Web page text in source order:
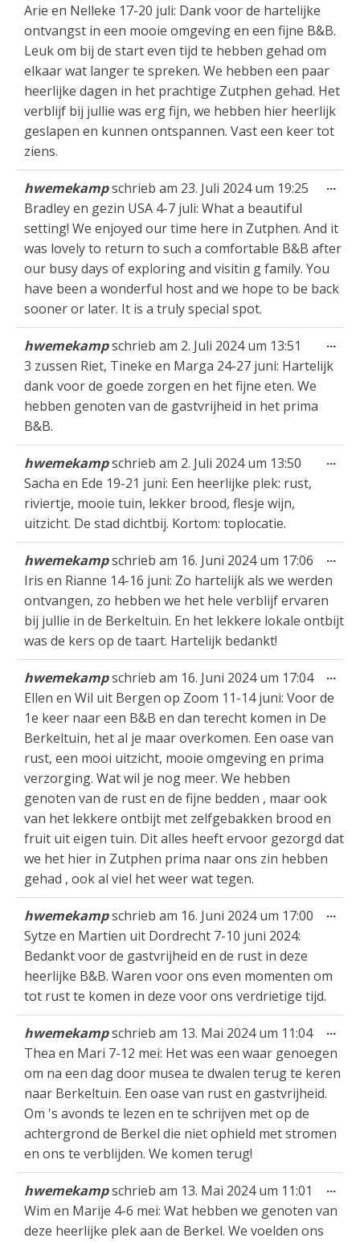
Arie en Nelleke 17-20 juli: Dank voor de hartelijke
ontvangst in een mooie omgeving en een fijne B&B.
Leuk om bij de start even tijd te hebben gehad om
elkaar wat langer te spreken. We hebben een paar
heerlijke dagen in het prachtige Zutphen gehad. Het
verblijf bij jullie was erg fijn, we hebben hier heerlijk
geslapen en kunnen ontspannen. Vast een keer tot
ziens.
hwemekampschrieb am 23. Juli 2024 um 19:25
Bradley en gezin USA 4-7 juli: What a beautiful
setting! We enjoyed our time here in Zutphen. And it
was lovely to return to such a comfortable B&B after
our busy days of exploring and visitin g family. You
have been a wonderful host and we hope to be back
sooner or later. It is a truly special spot.
...
hwemekampschrieb am 2. Juli 2024 um 13:51
3 zussen Riet, Tineke en Marga 24-27 juni: Hartelijk
dank voor de goede zorgen en het fijne eten. We
hebben genoten van de gastvrijheid in het prima
B&B.
...
hwemekampschrieb am 2. Juli 2024 um 13:50
Sacha en Ede 19-21 juni: Een heerlijke plek: rust,
riviertje, mooie tuin, lekker brood, flesje wijn,
uitzicht. De stad dichtbij. Kortom: toplocatie.
...
hwemekampschrieb am 16. Juni 2024 um 17:06
Iris en Rianne 14-16 juni: Zo hartelijk als we werden
ontvangen, zo hebben we het hele verblijf ervaren
bij jullie in de Berkeltuin. En het lekkere lokale ontbijt
was de kers op de taart. Hartelijk bedankt!
...
hwemekampschrieb am 16. Juni 2024 um 17:04
Ellen en Wil uit Bergen op Zoom 11-14 juni: Voor de
1e keer naar een B&B en dan terecht komen in De
Berkeltuin, het al je maar overkomen. Een oase van
rust, een mooi uitzicht, mooie omgeving en prima
verzorging. Wat wil je nog meer. We hebben
genoten van de rust en de fijne bedden , maar ook
van het lekkere ontbijt met zelfgebakken brood en
fruit uit eigen tuin. Dit alles heeft ervoor gezorgd dat
we het hier in Zutphen prima naar ons zin hebben
gehad , ook al viel het weer wat tegen.
...
hwemekampschrieb am 16. Juni 2024 um 17:00
Sytze en Martien uit Dordrecht 7-10 juni 2024:
Bedankt voor de gastvrijheid en de rust in deze
heerlijke B&B. Waren voor ons even momenten om
tot rust te komen in deze voor ons verdrietige tijd.
...
hwemekampschrieb am 13. Mai 2024 um 11:04
Thea en Mari 7-12 mei: Het was een waar genoegen
om na een dag door musea te dwalen terug te keren
naar Berkeltuin. Een oase van rust en gastvrijheid.
Om 's avonds te lezen en te schrijven met op de
achtergrond de Berkel die niet ophield met stromen
en ons te verblijden. We komen terug!
...
hwemekampschrieb am 13. Mai 2024 um 11:01
Wim en Marije 4-6 mei: Wat hebben we genoten van
deze heerlijke plek aan de Berkel. We voelden ons
...